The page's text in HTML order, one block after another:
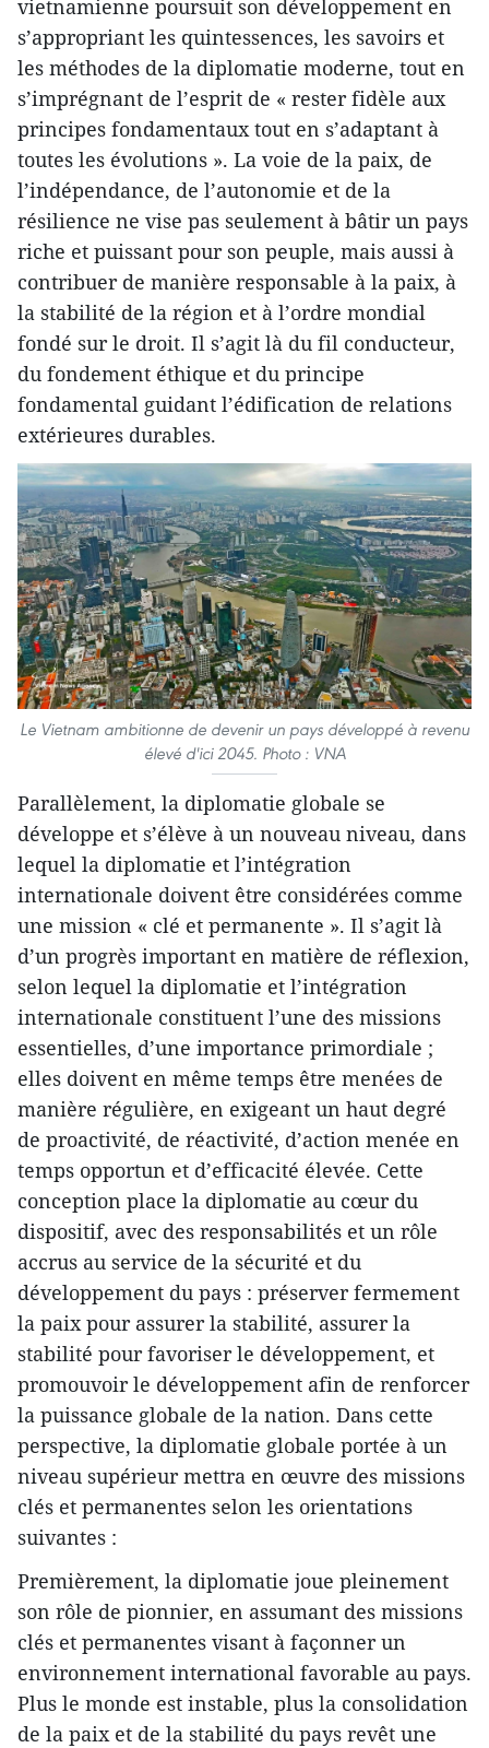
vietnamienne poursuit son développement en
s’appropriant les quintessences, les savoirs et
les méthodes de la diplomatie moderne, tout en
s’imprégnant de l’esprit de « rester fidèle aux
principes fondamentaux tout en s’adaptant à
toutes les évolutions ». La voie de la paix, de
l’indépendance, de l’autonomie et de la
résilience ne vise pas seulement à bâtir un pays
riche et puissant pour son peuple, mais aussi à
contribuer de manière responsable à la paix, à
la stabilité de la région et à l’ordre mondial
fondé sur le droit. Il s’agit là du fil conducteur,
du fondement éthique et du principe
fondamental guidant l’édification de relations
extérieures durables.
Le Vietnam ambitionne de devenir un pays développé à revenu
élevé d'ici 2045. Photo : VNA
Parallèlement, la diplomatie globale se
développe et s’élève à un nouveau niveau, dans
lequel la diplomatie et l’intégration
internationale doivent être considérées comme
une mission « clé et permanente ». Il s’agit là
d’un progrès important en matière de réflexion,
selon lequel la diplomatie et l’intégration
internationale constituent l’une des missions
essentielles, d’une importance primordiale ;
elles doivent en même temps être menées de
manière régulière, en exigeant un haut degré
de proactivité, de réactivité, d’action menée en
temps opportun et d’efficacité élevée. Cette
conception place la diplomatie au cœur du
dispositif, avec des responsabilités et un rôle
accrus au service de la sécurité et du
développement du pays : préserver fermement
la paix pour assurer la stabilité, assurer la
stabilité pour favoriser le développement, et
promouvoir le développement afin de renforcer
la puissance globale de la nation. Dans cette
perspective, la diplomatie globale portée à un
niveau supérieur mettra en œuvre des missions
clés et permanentes selon les orientations
suivantes :
Premièrement, la diplomatie joue pleinement
son rôle de pionnier, en assumant des missions
clés et permanentes visant à façonner un
environnement international favorable au pays.
Plus le monde est instable, plus la consolidation
de la paix et de la stabilité du pays revêt une